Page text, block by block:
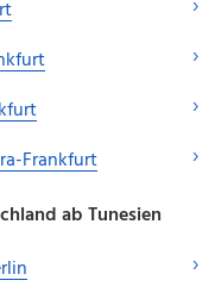
Frankfurt
ab Tunesien